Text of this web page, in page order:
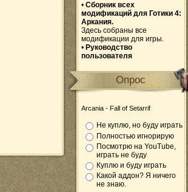
• Сборник всех
модификаций для Готики 4:
Аркания.
Здесь собраны все
модификации для игры.
• Руководство
пользователя
Опрос
Arcania - Fall of Setarrif
Не куплю, но буду играть
Полностью игнорирую
Посмотрю на YouTube,
играть не буду
Куплю и буду играть
Какой аддон? Я ничего
не знаю.